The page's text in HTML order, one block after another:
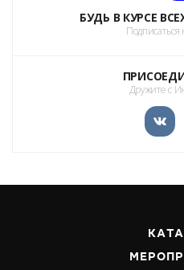
БУДЬ В КУРСЕ
Подписаться
Дружите с